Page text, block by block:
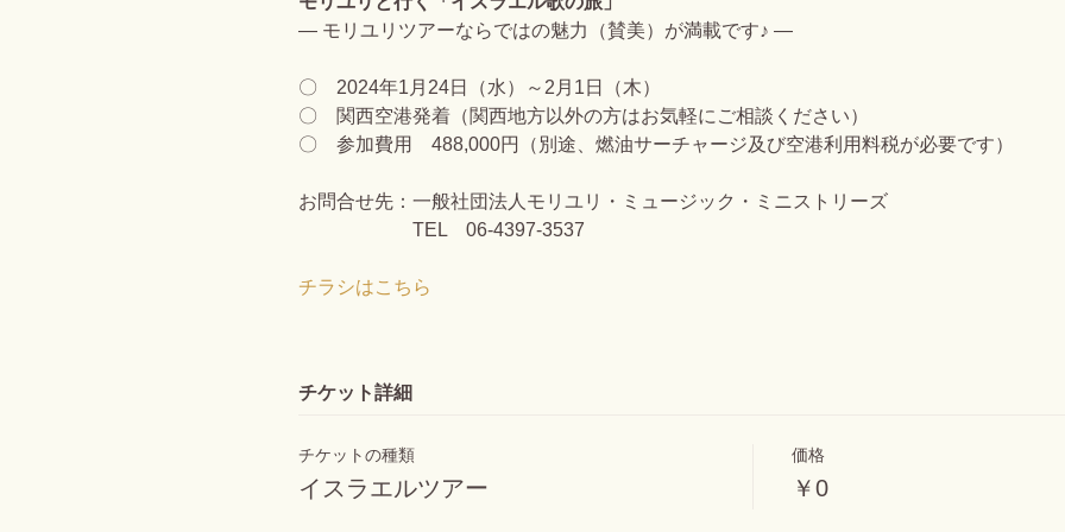
― モリユリツアーならではの魅力（賛美）が満載です♪ ―
〇 2024年1月24日（水）～2月1日（木）
〇 関西空港発着（関西地方以外の方はお気軽にご相談ください）
〇 参加費用 488,000円（別途、燃油サーチャージ及び空港利用料税が必要です）
お問合せ先：一般社団法人モリユリ・ミュージック・ミニストリーズ
TEL 06-4397-3537
チラシはこちら
チケット詳細
チケットの種類
イスラエルツアー
価格
￥0